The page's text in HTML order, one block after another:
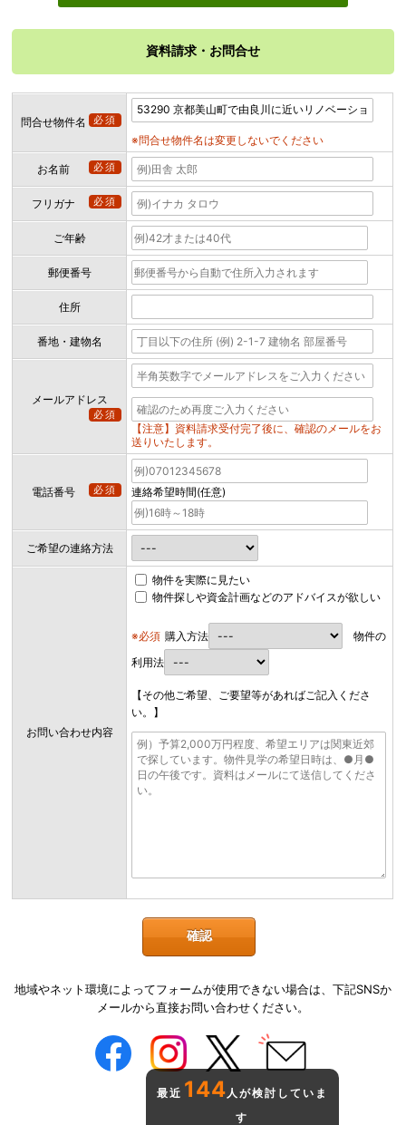
資料請求・お問合せ
問合せ物件名 必須
※問合せ物件名は変更しないでください
お名前 必須
フリガナ 必須
ご年齢
郵便番号
住所
番地・建物名
メールアドレス
必須
【注意】資料請求受付完了後に、確認のメールをお
送りいたします。
電話番号 必須 連絡希望時間(任意)
ご希望の連絡方法
お問い合わせ内容
物件を実際に見たい
物件探しや資金計画などのアドバイスが欲しい
※必須 購入方法
物件の
利用法
【その他ご希望、ご要望等があればご記入くださ
い。】
地域やネット環境によってフォームが使用できない場合は、下記SNSか
メールから直接お問い合わせください。
最近 144人が検討していま
す